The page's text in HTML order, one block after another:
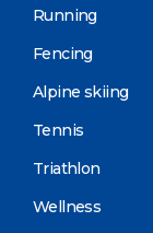
Running
Fencing
Alpine skiing
Tennis
Triathlon
Wellness